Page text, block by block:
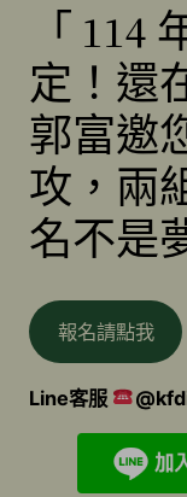
「
定！還
郭富邀
攻，兩
名不是
報名請點我
Line客服